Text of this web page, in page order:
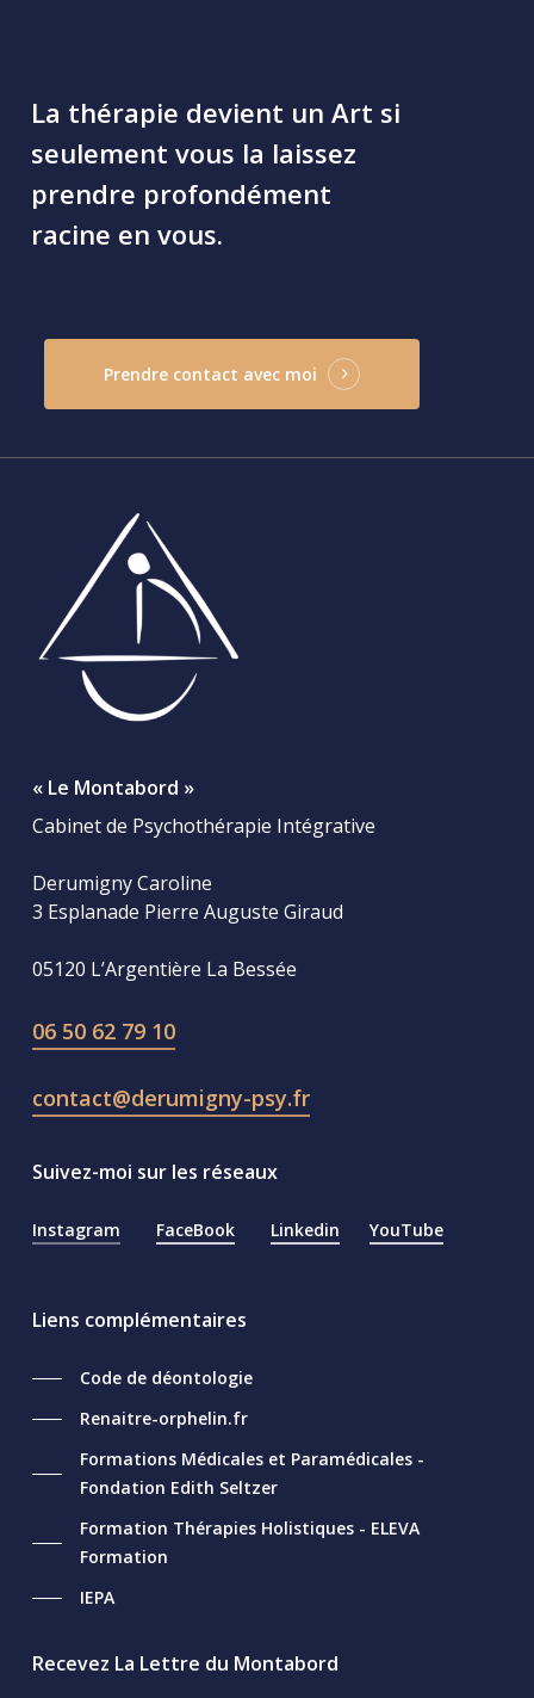
La thérapie devient un Art si
seulement vous la laissez
prendre profondément
racine en vous.
Prendre contact avec moi
« Le Montabord »
Cabinet de Psychothérapie Intégrative
Derumigny Caroline
3 Esplanade Pierre Auguste Giraud
05120 L’Argentière La Bessée
06 50 62 79 10
contact@derumigny-psy.fr
Suivez-moi sur les réseaux
Instagram FaceBook Linkedin YouTube
Liens complémentaires
Code de déontologie
Renaitre-orphelin.fr
Formations Médicales et Paramédicales -
Fondation Edith Seltzer
Formation Thérapies Holistiques - ELEVA
Formation
IEPA
Recevez La Lettre du Montabord